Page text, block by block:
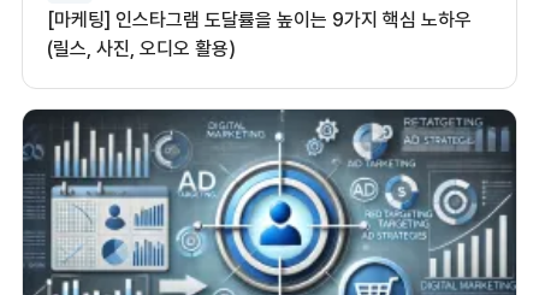
[마케팅] 인스타그램 도달률을 높이는 9가지 핵심 노하우
(릴스, 사진, 오디오 활용)